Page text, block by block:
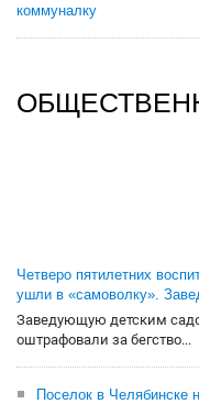
коммуналку
Четверо пятилетних
ушли в «самоволку».
Заведующую детским
оштрафовали за бегство...
Поселок в Челябинске